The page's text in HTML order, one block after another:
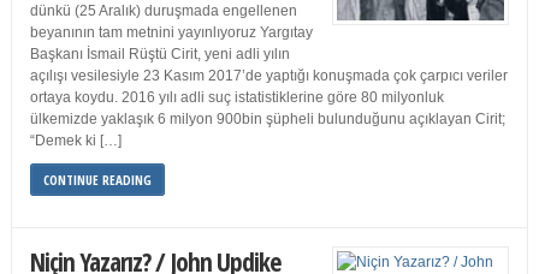
dünkü (25 Aralık) duruşmada engellenen
beyanının tam metnini yayınlıyoruz Yargıtay
Başkanı İsmail Rüştü Cirit, yeni adli yılın
açılışı vesilesiyle 23 Kasım 2017’de yaptığı konuşmada çok çarpıcı veriler
ortaya koydu. 2016 yılı adli suç istatistiklerine göre 80 milyonluk
ülkemizde yaklaşık 6 milyon 900bin şüpheli bulunduğunu açıklayan Cirit;
“Demek ki […]
CONTINUE READING
Niçin Yazarız? / John Updike